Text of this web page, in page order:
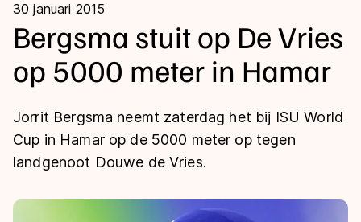
Kalender
Disciplines
Langebaan
Shorttrack
Uitslagen
Langebaan
Tijden & historie
Ranglijsten Langebaan
30 januari 2015
Bergsma stuit op De Vries
op 5000 meter in Hamar
Jorrit Bergsma neemt zaterdag het bij ISU World
Cup in Hamar op de 5000 meter op tegen
landgenoot Douwe de Vries.